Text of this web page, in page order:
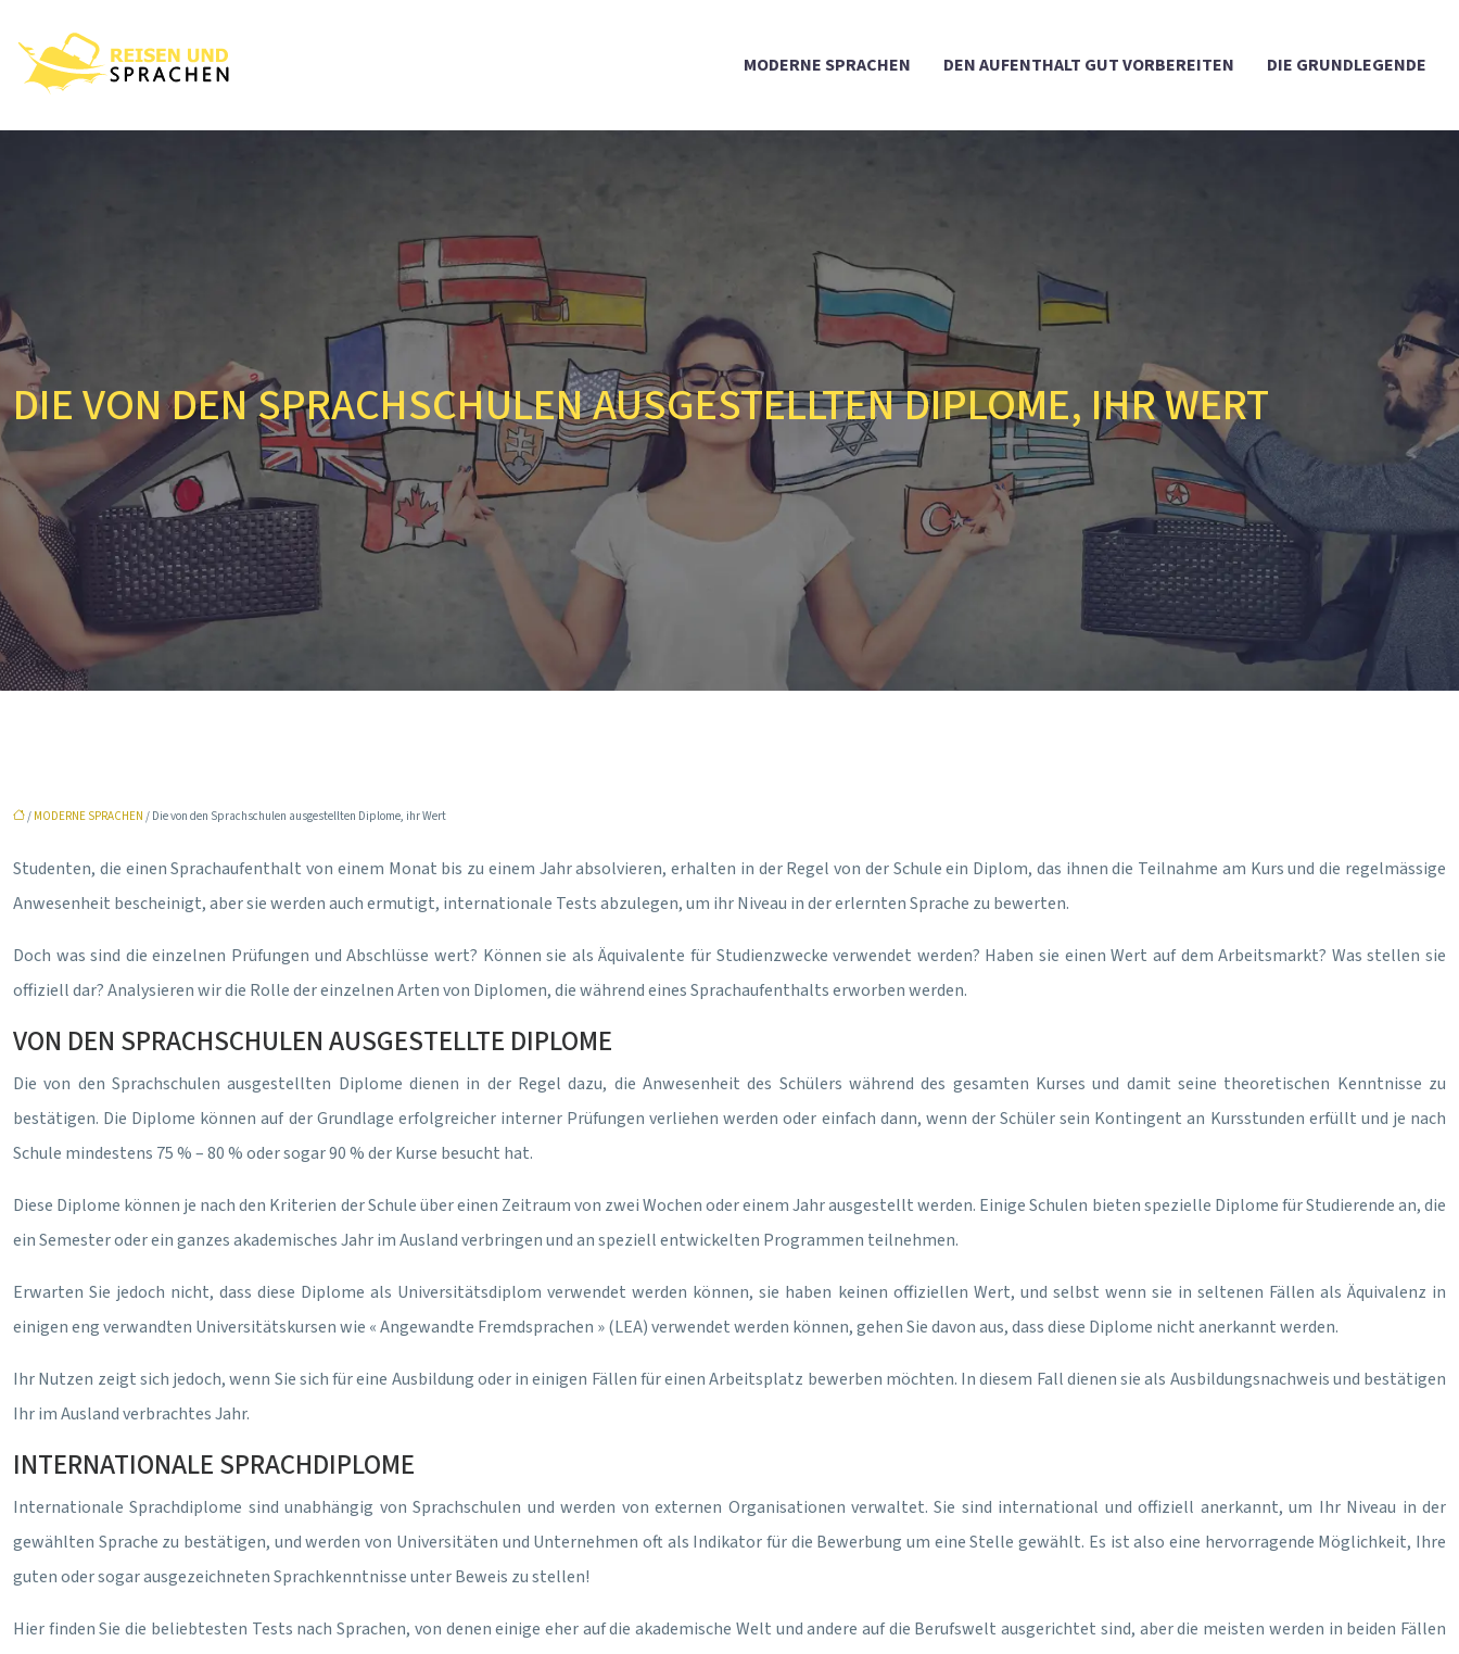
MODERNE SPRACHEN DEN AUFENTHALT GUT VORBEREITEN DIE GRUNDLEGENDE
DIE VON DEN SPRACHSCHULEN AUSGESTELLTEN DIPLOME, IHR WERT
/ MODERNE SPRACHEN / Die von den Sprachschulen ausgestellten Diplome, ihr Wert
Studenten, die einen Sprachaufenthalt von einem Monat bis zu einem Jahr absolvieren, erhalten in der Regel von der Schule ein Diplom, das ihnen die Teilnahme am Kurs und die regelmässige
Anwesenheit bescheinigt, aber sie werden auch ermutigt, internationale Tests abzulegen, um ihr Niveau in der erlernten Sprache zu bewerten.
Doch was sind die einzelnen Prüfungen und Abschlüsse wert? Können sie als Äquivalente für Studienzwecke verwendet werden? Haben sie einen Wert auf dem Arbeitsmarkt? Was stellen sie
offiziell dar? Analysieren wir die Rolle der einzelnen Arten von Diplomen, die während eines Sprachaufenthalts erworben werden.
VON DEN SPRACHSCHULEN AUSGESTELLTE DIPLOME
Die von den Sprachschulen ausgestellten Diplome dienen in der Regel dazu, die Anwesenheit des Schülers während des gesamten Kurses und damit seine theoretischen Kenntnisse zu
bestätigen. Die Diplome können auf der Grundlage erfolgreicher interner Prüfungen verliehen werden oder einfach dann, wenn der Schüler sein Kontingent an Kursstunden erfüllt und je nach
Schule mindestens 75 % – 80 % oder sogar 90 % der Kurse besucht hat.
Diese Diplome können je nach den Kriterien der Schule über einen Zeitraum von zwei Wochen oder einem Jahr ausgestellt werden. Einige Schulen bieten spezielle Diplome für Studierende an, die
ein Semester oder ein ganzes akademisches Jahr im Ausland verbringen und an speziell entwickelten Programmen teilnehmen.
Erwarten Sie jedoch nicht, dass diese Diplome als Universitätsdiplom verwendet werden können, sie haben keinen offiziellen Wert, und selbst wenn sie in seltenen Fällen als Äquivalenz in
einigen eng verwandten Universitätskursen wie « Angewandte Fremdsprachen » (LEA) verwendet werden können, gehen Sie davon aus, dass diese Diplome nicht anerkannt werden.
Ihr Nutzen zeigt sich jedoch, wenn Sie sich für eine Ausbildung oder in einigen Fällen für einen Arbeitsplatz bewerben möchten. In diesem Fall dienen sie als Ausbildungsnachweis und bestätigen
Ihr im Ausland verbrachtes Jahr.
INTERNATIONALE SPRACHDIPLOME
Internationale Sprachdiplome sind unabhängig von Sprachschulen und werden von externen Organisationen verwaltet. Sie sind international und offiziell anerkannt, um Ihr Niveau in der
gewählten Sprache zu bestätigen, und werden von Universitäten und Unternehmen oft als Indikator für die Bewerbung um eine Stelle gewählt. Es ist also eine hervorragende Möglichkeit, Ihre
guten oder sogar ausgezeichneten Sprachkenntnisse unter Beweis zu stellen!
Hier finden Sie die beliebtesten Tests nach Sprachen, von denen einige eher auf die akademische Welt und andere auf die Berufswelt ausgerichtet sind, aber die meisten werden in beiden Fällen